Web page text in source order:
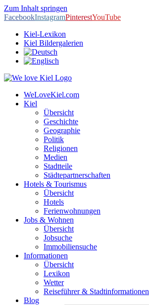
Zum Inhalt springen
FacebookInstagramPinterestYouTube
Kiel-Lexikon
Kiel Bildergalerien
WeLoveKiel.com
Kiel
Übersicht
Geschichte
Geographie
Politik
Religionen
Medien
Stadtteile
Städtepartnerschaften
Hotels & Tourismus
Übersicht
Hotels
Ferienwohnungen
Jobs & Wohnen
Übersicht
Jobsuche
Immobiliensuche
Informationen
Übersicht
Lexikon
Wetter
Reiseführer & Stadtinformationen
Blog